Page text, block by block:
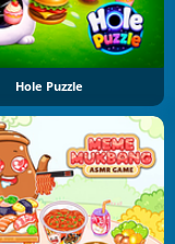
Hole Puzzle